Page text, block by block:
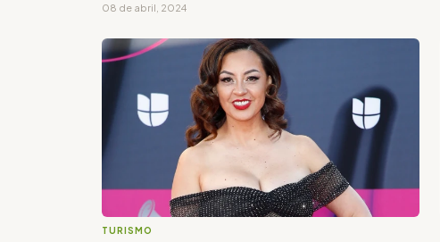
08 de abril, 2024
TURISMO